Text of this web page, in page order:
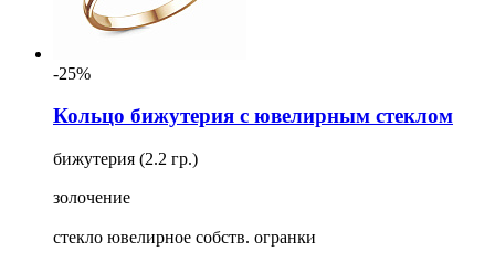
-25%
Кольцо бижутерия с ювелирным стеклом
бижутерия (2.2 гр.)
золочение
стекло ювелирное собств. огранки